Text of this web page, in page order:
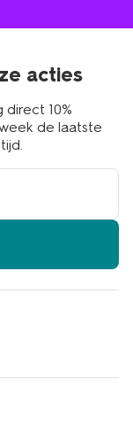
acties
10%
de laatste